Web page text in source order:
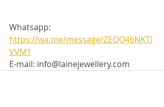
Whatsapp:
https://wa.me/message/ZEQO46NKTJ
VVM1
E-mail: info@lainejewellery.com